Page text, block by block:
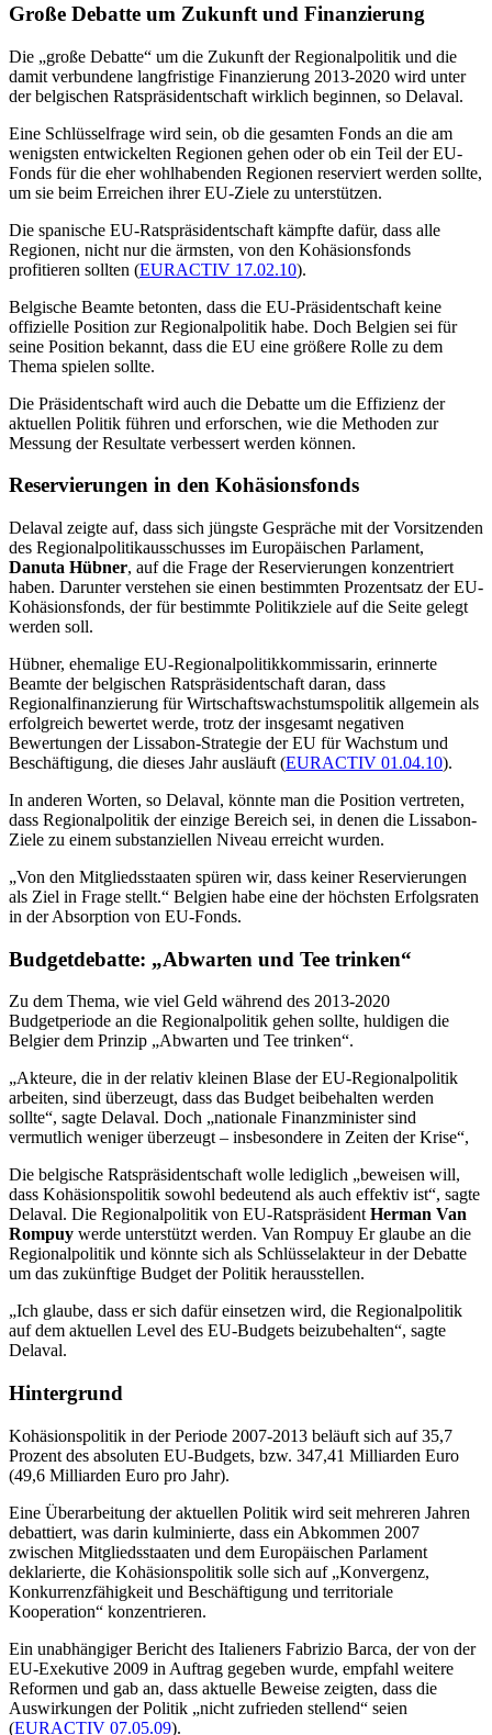
Große Debatte um Zukunft und Finanzierung
Die „große Debatte“ um die Zukunft der Regionalpolitik und die
damit verbundene langfristige Finanzierung 2013-2020 wird unter
der belgischen Ratspräsidentschaft wirklich beginnen, so Delaval.
Eine Schlüsselfrage wird sein, ob die gesamten Fonds an die am
wenigsten entwickelten Regionen gehen oder ob ein Teil der EU-
Fonds für die eher wohlhabenden Regionen reserviert werden sollte,
um sie beim Erreichen ihrer EU-Ziele zu unterstützen.
Die spanische EU-Ratspräsidentschaft kämpfte dafür, dass alle
Regionen, nicht nur die ärmsten, von den Kohäsionsfonds
profitieren sollten (EURACTIV 17.02.10).
Belgische Beamte betonten, dass die EU-Präsidentschaft keine
offizielle Position zur Regionalpolitik habe. Doch Belgien sei für
seine Position bekannt, dass die EU eine größere Rolle zu dem
Thema spielen sollte.
Die Präsidentschaft wird auch die Debatte um die Effizienz der
aktuellen Politik führen und erforschen, wie die Methoden zur
Messung der Resultate verbessert werden können.
Reservierungen in den Kohäsionsfonds
Delaval zeigte auf, dass sich jüngste Gespräche mit der Vorsitzenden
des Regionalpolitikausschusses im Europäischen Parlament,
Danuta Hübner, auf die Frage der Reservierungen konzentriert
haben. Darunter verstehen sie einen bestimmten Prozentsatz der EU-
Kohäsionsfonds, der für bestimmte Politikziele auf die Seite gelegt
werden soll.
Hübner, ehemalige EU-Regionalpolitikkommissarin, erinnerte
Beamte der belgischen Ratspräsidentschaft daran, dass
Regionalfinanzierung für Wirtschaftswachstumspolitik allgemein als
erfolgreich bewertet werde, trotz der insgesamt negativen
Bewertungen der Lissabon-Strategie der EU für Wachstum und
Beschäftigung, die dieses Jahr ausläuft (EURACTIV 01.04.10).
In anderen Worten, so Delaval, könnte man die Position vertreten,
dass Regionalpolitik der einzige Bereich sei, in denen die Lissabon-
Ziele zu einem substanziellen Niveau erreicht wurden.
„Von den Mitgliedsstaaten spüren wir, dass keiner Reservierungen
als Ziel in Frage stellt.“ Belgien habe eine der höchsten Erfolgsraten
in der Absorption von EU-Fonds.
Budgetdebatte: „Abwarten und Tee trinken“
Zu dem Thema, wie viel Geld während des 2013-2020
Budgetperiode an die Regionalpolitik gehen sollte, huldigen die
Belgier dem Prinzip „Abwarten und Tee trinken“.
„Akteure, die in der relativ kleinen Blase der EU-Regionalpolitik
arbeiten, sind überzeugt, dass das Budget beibehalten werden
sollte“, sagte Delaval. Doch „nationale Finanzminister sind
vermutlich weniger überzeugt – insbesondere in Zeiten der Krise“,
Die belgische Ratspräsidentschaft wolle lediglich „beweisen will,
dass Kohäsionspolitik sowohl bedeutend als auch effektiv ist“, sagte
Delaval. Die Regionalpolitik von EU-RatspräsidentHerman Van
Rompuy werde unterstützt werden. Van Rompuy Er glaube an die
Regionalpolitik und könnte sich als Schlüsselakteur in der Debatte
um das zukünftige Budget der Politik herausstellen.
„Ich glaube, dass er sich dafür einsetzen wird, die Regionalpolitik
auf dem aktuellen Level des EU-Budgets beizubehalten“, sagte
Delaval.
Hintergrund
Kohäsionspolitik in der Periode 2007-2013 beläuft sich auf 35,7
Prozent des absoluten EU-Budgets, bzw. 347,41 Milliarden Euro
(49,6 Milliarden Euro pro Jahr).
Eine Überarbeitung der aktuellen Politik wird seit mehreren Jahren
debattiert, was darin kulminierte, dass ein Abkommen 2007
zwischen Mitgliedsstaaten und dem Europäischen Parlament
deklarierte, die Kohäsionspolitik solle sich auf „Konvergenz,
Konkurrenzfähigkeit und Beschäftigung und territoriale
Kooperation“ konzentrieren.
Ein unabhängiger Bericht des Italieners Fabrizio Barca, der von der
EU-Exekutive 2009 in Auftrag gegeben wurde, empfahl weitere
Reformen und gab an, dass aktuelle Beweise zeigten, dass die
Auswirkungen der Politik „nicht zufrieden stellend“ seien
(EURACTIV 07.05.09).